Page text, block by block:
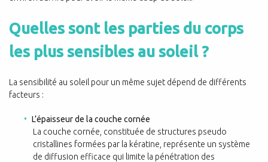
Quelles sont les parties du corps
les plus sensibles au soleil ?
La sensibilité au soleil pour un même sujet dépend de différents
facteurs :
L’épaisseur de la couche cornée
La couche cornée, constituée de structures pseudo
cristallines formées par la kératine, représente un système
de diffusion efficace qui limite la pénétration des